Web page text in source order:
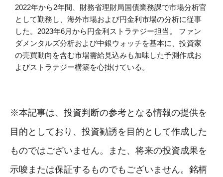
2022年から2年間、財務省理財局国債業務課で市場分析官
として勤務し、海外市場および円金利市場の分析に従事
した。2023年6月から円金利ストラテジー担当。 ファン
ダメンタルズ分析および中銀ウォッチを基本に、投資家
の売買動向を含む市場需給見込みも加味した予測作成お
よびストラテジー構築を心掛けている。
※本記事は、投資判断の参考となる情報の提供を
目的としており、投資勧誘を目的として作成した
ものではございません。また、将来の投資成果を
示唆または保証するものでもございません。銘柄